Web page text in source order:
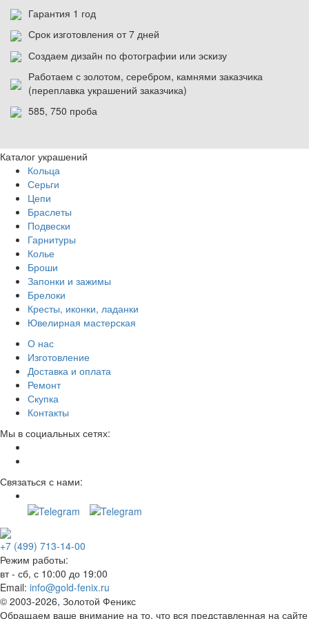
Гарантия 1 год
Срок изготовления от 7 дней
Создаем дизайн по фотографии или эскизу
Работаем с золотом, серебром, камнями заказчика
(переплавка украшений заказчика)
585, 750 проба
Каталог украшений
Кольца
Серьги
Цепи
Браслеты
Подвески
Гарнитуры
Колье
Броши
Запонки и зажимы
Брелоки
Кресты, иконки, ладанки
Ювелирная мастерская
О нас
Изготовление
Доставка и оплата
Ремонт
Скупка
Контакты
Мы в социальных сетях:
Связаться с нами:
+7 (499) 713-14-00
Режим работы:
вт - сб, с 10:00 до 19:00
Email: info@gold-fenix.ru
© 2003-2026, Золотой Феникс
Обращаем ваше внимание на то, что вся представленная на сайте